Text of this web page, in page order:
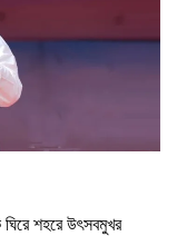
ঘিরে শহরে উৎসবমুখর